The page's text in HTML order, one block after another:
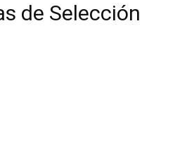
de Selección